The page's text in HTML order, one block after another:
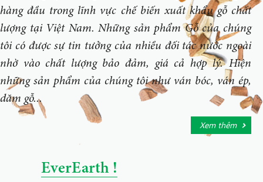
hàng đầu trong lĩnh vực chế biến xuất khẩu gỗ chất
lượng tại Việt Nam. Những sản phẩm Gỗ của chúng
tôi có được sự tin tưởng của nhiều đối tác nước ngoài
nhờ vào chất lượng bảo đảm, giá cả hợp lý. Hiện
những sản phẩm của chúng tôi như ván bóc, ván ép,
dăm gỗ...
Xem thêm
EverEarth !